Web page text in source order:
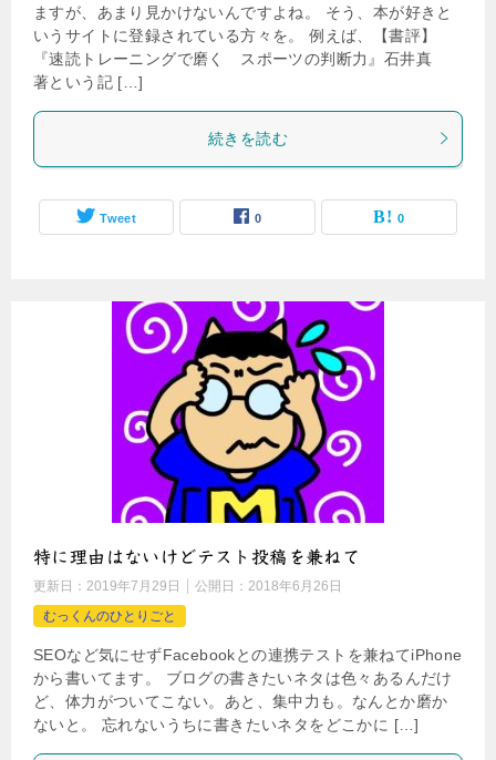
ますが、あまり見かけないんですよね。 そう、本が好きと
いうサイトに登録されている方々を。 例えば、【書評】
『速読トレーニングで磨く スポーツの判断力』石井真
著という記 […]
続きを読む
Tweet 0 0
特に理由はないけどテスト投稿を兼ねて
更新日： 2019年7月29日 公開日： 2018年6月26日
むっくんのひとりごと
SEOなど気にせずFacebookとの連携テストを兼ねてiPhone
から書いてます。 ブログの書きたいネタは色々あるんだけ
ど、体力がついてこない。あと、集中力も。なんとか磨か
ないと。 忘れないうちに書きたいネタをどこかに […]